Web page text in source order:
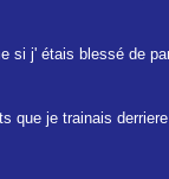
j' étais blessé de
que je trainais